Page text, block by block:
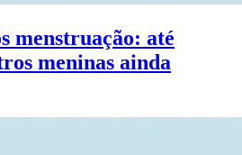
menstruação: até
meninas ainda